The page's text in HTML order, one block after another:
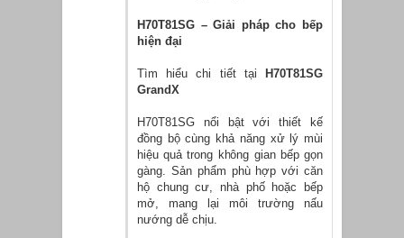
H70T81SG – Giải pháp cho bếp
hiện đại
Tìm hiểu chi tiết tại H70T81SG
GrandX
H70T81SG nổi bật với thiết kế
đồng bộ cùng khả năng xử lý mùi
hiệu quả trong không gian bếp gọn
gàng. Sản phẩm phù hợp với căn
hộ chung cư, nhà phố hoặc bếp
mở, mang lại môi trường nấu
nướng dễ chịu.